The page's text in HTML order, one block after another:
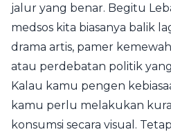
jalur yang benar. Begitu
medsos kita biasanya balik
drama artis, pamer
atau perdebatan politik
Kalau kamu pengen
kamu perlu melakukan
konsumsi secara visual. Tetap